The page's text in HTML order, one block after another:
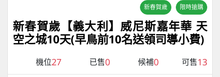
新春賀歲 限時搶購
新春賀歲【義大利】威尼斯嘉年華 天
空之城10天(早鳥前10名送領司導小費)
機位27 已售0 候補0 可售13